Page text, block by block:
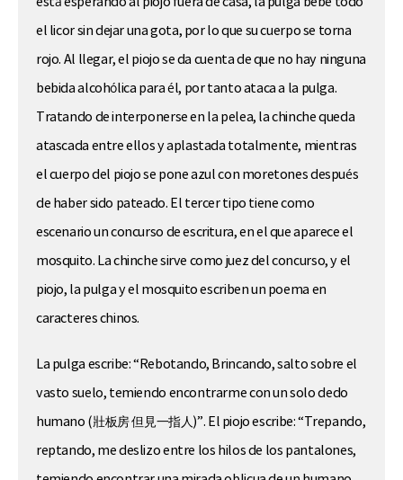
el licor sin dejar una gota, por lo que su cuerpo se torna
rojo. Al llegar, el piojo se da cuenta de que no hay ninguna
bebida alcohólica para él, por tanto ataca a la pulga.
Tratando de interponerse en la pelea, la chinche queda
atascada entre ellos y aplastada totalmente, mientras
el cuerpo del piojo se pone azul con moretones después
de haber sido pateado. El tercer tipo tiene como
escenario un concurso de escritura, en el que aparece el
mosquito. La chinche sirve como juez del concurso, y el
piojo, la pulga y el mosquito escriben un poema en
caracteres chinos.
La pulga escribe: “Rebotando, Brincando, salto sobre el
vasto suelo, temiendo encontrarme con un solo dedo
humano (壯板房 但見一指人)”. El piojo escribe: “Trepando,
reptando, me deslizo entre los hilos de los pantalones,